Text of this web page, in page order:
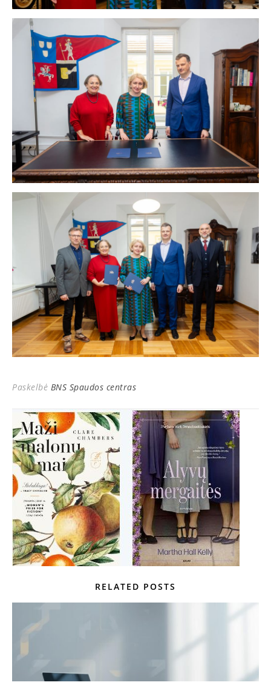
Paskelbė BNS Spaudos centras
RELATED POSTS